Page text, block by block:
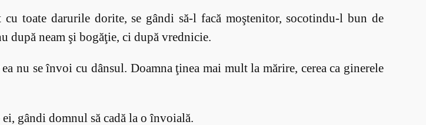
toate darurile dorite, se gândi să-l facă moştenitor, socotindu-l bun de
după neam şi bogăţie, ci după vrednicie.
nu se învoi cu dânsul. Doamna ţinea mai mult la mărire, cerea ca ginerele
gândi domnul să cadă la o învoială.